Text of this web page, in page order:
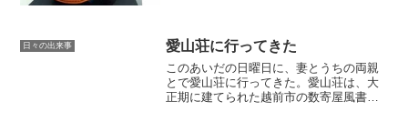
日々の出来事 愛山荘に行ってきた
このあいだの日曜日に、妻とうちの両親
とで愛山荘に行ってきた。愛山荘は、大
正期に建てられた越前市の数寄屋風書院